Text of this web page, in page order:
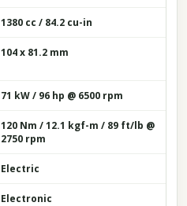
1380 cc / 84.2 cu-in
104 x 81.2 mm
71 kW / 96 hp @ 6500 rpm
120 Nm / 12.1 kgf-m / 89 ft/lb @
2750 rpm
Electric
Electronic